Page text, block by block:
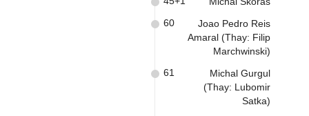
Joao Pedro Reis
Amaral (Thay: Filip
Marchwinski)
60
Michal Gurgul
(Thay: Lubomir
Satka)
61